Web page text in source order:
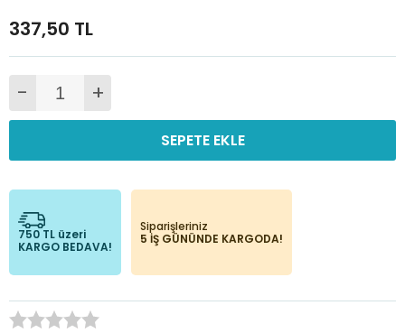
337,50 TL
- +
SEPETE EKLE
750 TL üzeri
KARGO BEDAVA!
Siparişleriniz
5 İŞ GÜNÜNDE KARGODA!